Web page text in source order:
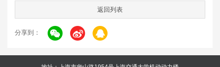
返回列表
分享到：